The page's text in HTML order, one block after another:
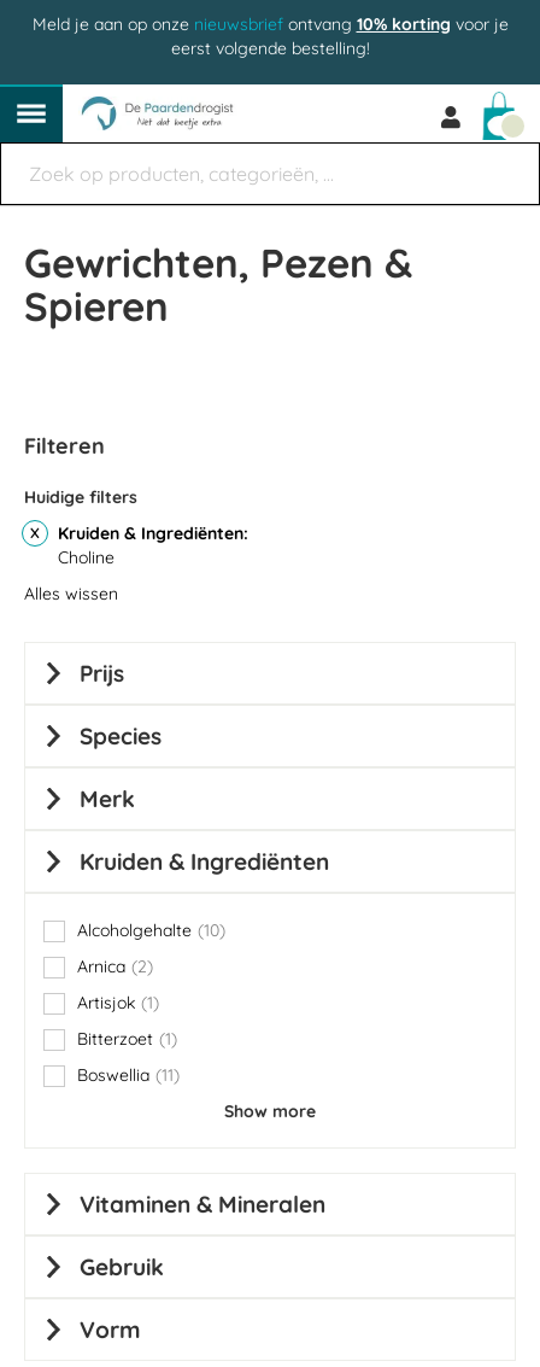
Meld je aan op onze nieuwsbriefontvang 10% korting voor je
eerst volgende bestelling!
Gewrichten, Pezen &
Spieren
Filteren
Huidige filters
Kruiden & Ingrediënten
Choline
Alles wissen
Prijs
Species
Merk
Kruiden & Ingrediënten
Alcoholgehalte 10
items
Arnica
2
items
Artisjok 1
item
Bitterzoet 1
item
Boswellia 11
items
Show more
Vitaminen & Mineralen
Gebruik
Vorm